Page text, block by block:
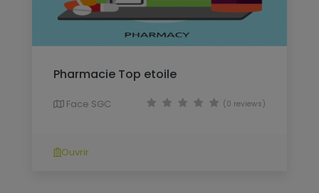
Pharmacie Top etoile
Face SGC (0 reviews)
Ouvrir